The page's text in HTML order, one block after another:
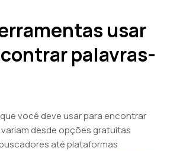
usar
palavras-
você deve usar para encontrar
desde opções gratuitas
até plataformas